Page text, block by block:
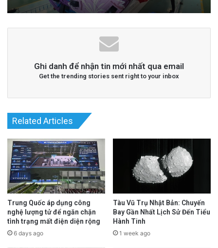
Ghi danh để nhận tin mới nhất qua email
Get the trending stories sent right to your inbox
Related Articles
Trung Quốc áp dụng công
nghệ lượng tử để ngăn chặn
tình trạng mất điện diện rộng
6 days ago
Tàu Vũ Trụ Nhật Bản: Chuyến
Bay Gần Nhất Lịch Sử Đến Tiểu
Hành Tinh
1 week ago